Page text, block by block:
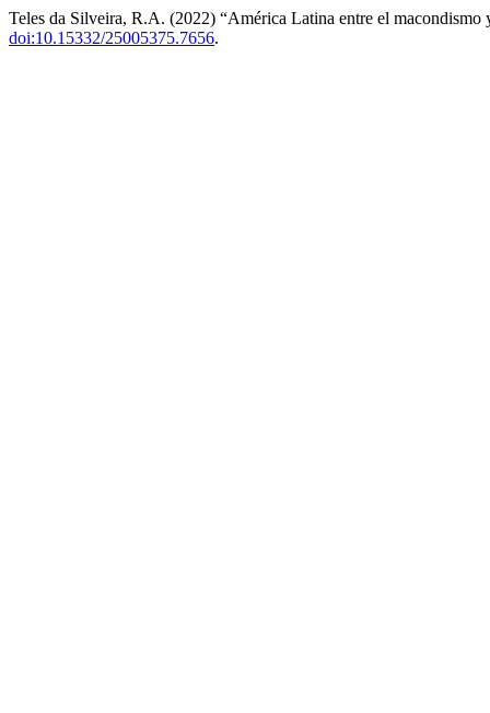
Teles da Silveira, R.A. (2022) “América Latina entre el
doi:10.15332/25005375.7656.